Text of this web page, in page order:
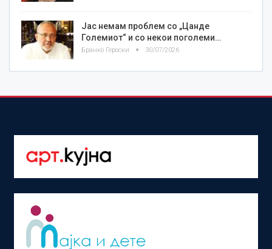
Јас немам проблем со „Цанде
Големиот“ и со некои поголеми…
Бранко Героски 30/07/2026